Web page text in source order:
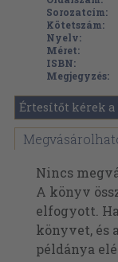
Sorozatcím:
Kötetszám:
Nyelv:
Méret:
ISBN:
Megjegyzés:
Értesítőt kérek
Nincs
A könyv
elfogyott.
könyvet, és
példánya